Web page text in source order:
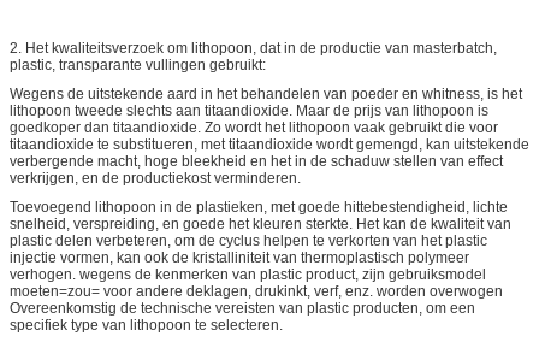
2. Het kwaliteitsverzoek om lithopoon, dat in de productie van masterbatch,
plastic, transparante vullingen gebruikt:
Wegens de uitstekende aard in het behandelen van poeder en whitness, is het
lithopoon tweede slechts aan titaandioxide. Maar de prijs van lithopoon is
goedkoper dan titaandioxide. Zo wordt het lithopoon vaak gebruikt die voor
titaandioxide te substitueren, met titaandioxide wordt gemengd, kan uitstekende
verbergende macht, hoge bleekheid en het in de schaduw stellen van effect
verkrijgen, en de productiekost verminderen.
Toevoegend lithopoon in de plastieken, met goede hittebestendigheid, lichte
snelheid, verspreiding, en goede het kleuren sterkte. Het kan de kwaliteit van
plastic delen verbeteren, om de cyclus helpen te verkorten van het plastic
injectie vormen, kan ook de kristalliniteit van thermoplastisch polymeer
verhogen. wegens de kenmerken van plastic product, zijn gebruiksmodel
moeten=zou= voor andere deklagen, drukinkt, verf, enz. worden overwogen
Overeenkomstig de technische vereisten van plastic producten, om een
specifiek type van lithopoon te selecteren.